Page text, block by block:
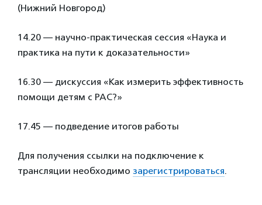
(Нижний Новгород)
14.20 — научно-практическая сессия «Наука и
практика на пути к доказательности»
16.30 — дискуссия «Как измерить эффективность
помощи детям с РАС?»
17.45 — подведение итогов работы
Для получения ссылки на подключение к
трансляции необходимо зарегистрироваться.